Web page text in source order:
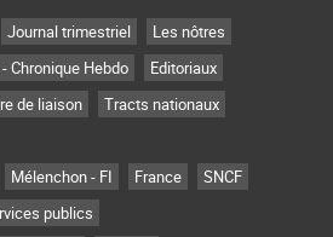
Journal trimestriel
Les nôtres
Chronique Hebdo
Editoriaux
de liaison
Tracts nationaux
Mélenchon - FI France
SNCF
publics